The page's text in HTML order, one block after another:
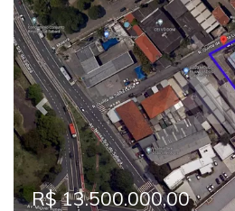
Previous
R$ 13.500.000,00